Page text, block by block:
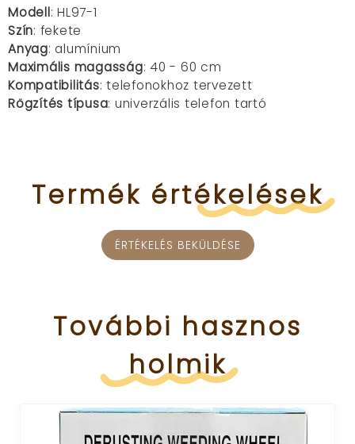
Modell: HL97-1
Szín: fekete
Anyag: alumínium
Maximális magasság: 40 - 60 cm
Kompatibilitás: telefonokhoz tervezett
Rögzítés típusa: univerzális telefon tartó
Termék értékelések
ÉRTÉKELÉS BEKÜLDÉSE
További hasznos
holmik